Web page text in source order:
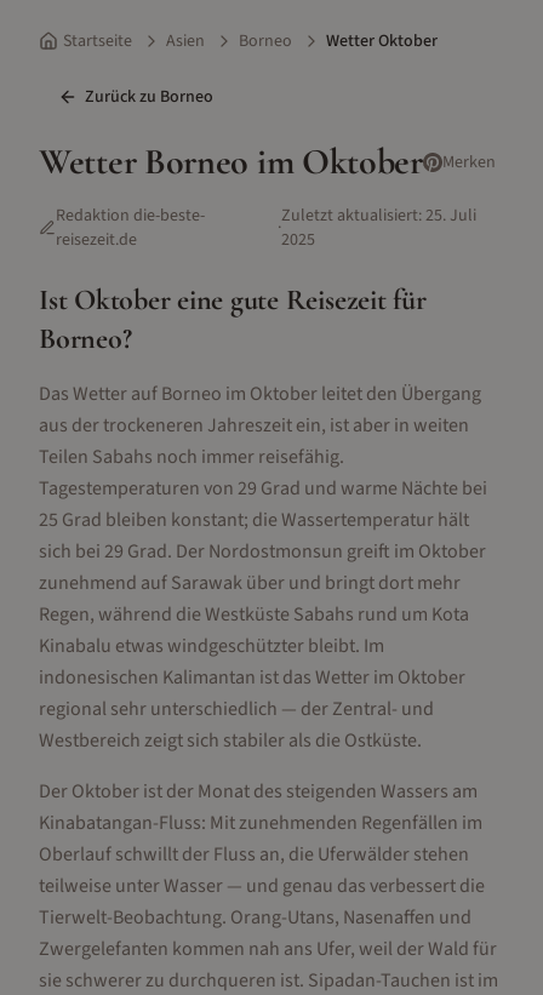
Startseite Asien Borneo Wetter Oktober
Zurück zu Borneo
WetterBorneo imOktober Merken
Redaktion die-beste-
reisezeit.de
·Zuletzt aktualisiert:25. Juli
2025
Ist Oktobereine gute Reisezeit für
Borneo?
Das Wetter auf Borneo im Oktober leitet den Übergang
aus der trockeneren Jahreszeit ein, ist aber in weiten
Teilen Sabahs noch immer reisefähig.
Tagestemperaturen von 29 Grad und warme Nächte bei
25 Grad bleiben konstant; die Wassertemperatur hält
sich bei 29 Grad. Der Nordostmonsun greift im Oktober
zunehmend auf Sarawak über und bringt dort mehr
Regen, während die Westküste Sabahs rund um Kota
Kinabalu etwas windgeschützter bleibt. Im
indonesischen Kalimantan ist das Wetter im Oktober
regional sehr unterschiedlich — der Zentral- und
Westbereich zeigt sich stabiler als die Ostküste.
Der Oktober ist der Monat des steigenden Wassers am
Kinabatangan-Fluss: Mit zunehmenden Regenfällen im
Oberlauf schwillt der Fluss an, die Uferwälder stehen
teilweise unter Wasser — und genau das verbessert die
Tierwelt-Beobachtung. Orang-Utans, Nasenaffen und
Zwergelefanten kommen nah ans Ufer, weil der Wald für
sie schwerer zu durchqueren ist. Sipadan-Tauchen ist im